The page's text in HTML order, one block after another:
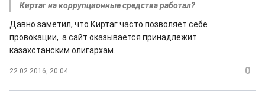
Киртаг на коррупционные средства работал?
Давно заметил, что Киртаг часто позволяет себе
провокации, а сайт оказывается принадлежит
казахстанским олигархам.
22.02.2016, 20:04 0